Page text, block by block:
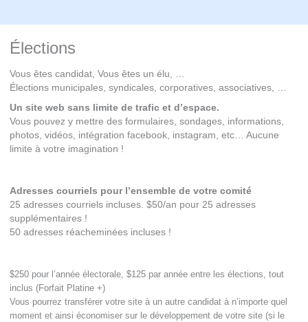
Élections
Vous êtes candidat, Vous êtes un élu, …
Élections municipales, syndicales, corporatives, associatives, …
Un site web sans limite de trafic et d’espace.
Vous pouvez y mettre des formulaires, sondages, informations,
photos, vidéos, intégration facebook, instagram, etc… Aucune
limite à votre imagination !
Adresses courriels pour l’ensemble de votre comité
25 adresses courriels incluses. $50/an pour 25 adresses
supplémentaires !
50 adresses réacheminées incluses !
$250 pour l’année électorale, $125 par année entre les élections, tout
inclus (Forfait Platine +)
Vous pourrez transférer votre site à un autre candidat à n’importe quel
moment et ainsi économiser sur le développement de votre site (si le